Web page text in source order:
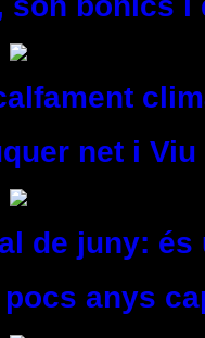
net i Viu
de juny: és
anys